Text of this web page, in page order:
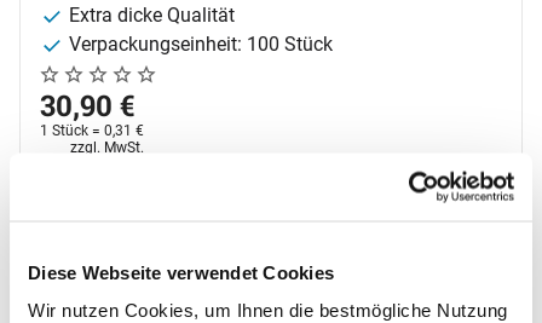
Diese Webseite verwendet Cookies
Wir nutzen Cookies, um Ihnen die bestmögliche Nutzung
Extra dicke Qualität
Verpackungseinheit: 100 Stück
Noch keine Bewertungen abgegeben
0 Bewertungen
30,90 €
1 Stück = 0,31 €
Steuerhinweis:
zzgl. MwSt.
Zum Merkzettel